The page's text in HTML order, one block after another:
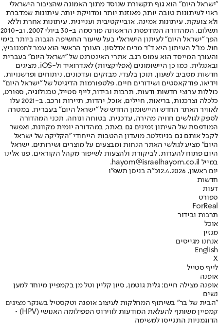
"ישראל היום" הוא גוף תקשורת שנוסד מתוך האמונה שהציבור הישראלי
ראוי לעיתונות טובה יותר, מאוזנת יותר ומדויקת יותר. עיתונות שמדברת
ולא צועקת. עיתונות אמינה, אובייקטיבית ועניינית. עיתונות אחרת וללא
תשלום. המהדורה המודפסת הראשונה פורסמה ב-30 ביולי 2007, וב-2010
הפך "ישראל היום" לעיתון הישראלי בעל שיעור החשיפה הגבוה ביותר בימי
חול. מו"ל העיתון היא ד"ר מרים אדלסון. העורך הראשי הוא עמר לחמנוביץ,
והעורך המייסד הוא עמוס רגב. אתרי האינטרנט של "ישראל היום" בעברית
ובאנגלית, כמו כן היישומונים (אפליקציות) לאנדרואיד ול-iOS, מציגים
חדשות מסביב לשעון, תוכן בלעדי, מבזקים ועדכונים, ניתוחים ופרשנויות,
וידיאו, פודקאסטים ושידורים חיים. פלטפורמות הדיגיטל של "ישראל היום"
כוללות ערוצי חדשות ודעות, תרבות ובידור, לייף סטייל, טכנולוגיה, ספורט,
כלכלה וצרכנות, בריאות, חיילים, אוכל, יהדות, תיירות ורכב. ב-2021 עלו
לאוויר האתר החדש והיישומון החדש של "ישראל היום" בעברית, במטרה
לספק לגולשים חוויה מהירה, עדכנית, בטוחה ונוחה. תכני המהדורה
המודפסת של העיתון זמינים גם באתר, במהדורה יומית מקוונת, ואפשר
לקבל אותם גם בניוזלטר. מועדון ההטבות הייחודי "הקליקה של ישראל
היום" מציע לגולשי האתר הנחות ומבצעים על מוצרים ושירותים. ישראל
היום פתוח להערות, לביקורת ולהצעות לשיפור מקהל הקוראים. פנו אלינו
במייל hayom@israelhayom.co.il.
יום ראשון, 12.4.2026
כ"ה בניסן תשפ"ו
חדשות
דעות
ספורט
ForReal
תרבות ובידור
אוכל
מגזין
אנחנו מגייסים
English
X
לייף סטייל
אופנה
אופנה מצילה חיים: גלית גוטמן, סיון קליין וטל מן בקמפיין מיוחד למען
נשים
"הבית של בר" בשיתוף המחלקות לעיצוב אופנה וטקסטיל בשנקר מציגים
קמפיין משותף להעלאת המודעות לווירוס הפפילומה האנושי (HPV) •
הדוגמניות התגייסו למשימה